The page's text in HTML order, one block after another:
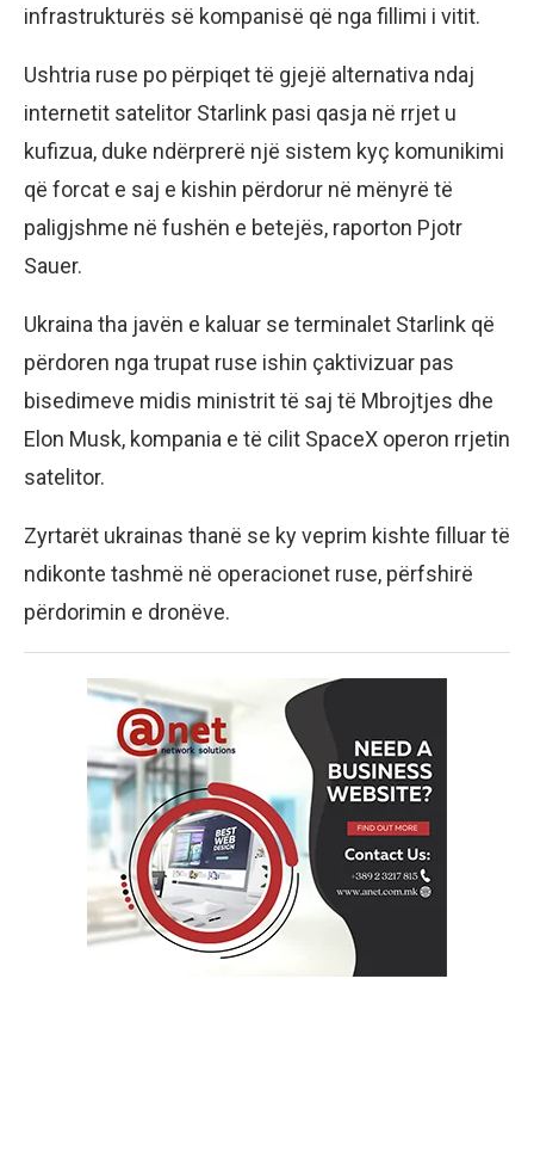
infrastrukturës së kompanisë që nga fillimi i vitit.
Ushtria ruse po përpiqet të gjejë alternativa ndaj
internetit satelitor Starlink pasi qasja në rrjet u
kufizua, duke ndërprerë një sistem kyç komunikimi
që forcat e saj e kishin përdorur në mënyrë të
paligjshme në fushën e betejës, raporton Pjotr
Sauer.
Ukraina tha javën e kaluar se terminalet Starlink që
përdoren nga trupat ruse ishin çaktivizuar pas
bisedimeve midis ministrit të saj të Mbrojtjes dhe
Elon Musk, kompania e të cilit SpaceX operon rrjetin
satelitor.
Zyrtarët ukrainas thanë se ky veprim kishte filluar të
ndikonte tashmë në operacionet ruse, përfshirë
përdorimin e dronëve.